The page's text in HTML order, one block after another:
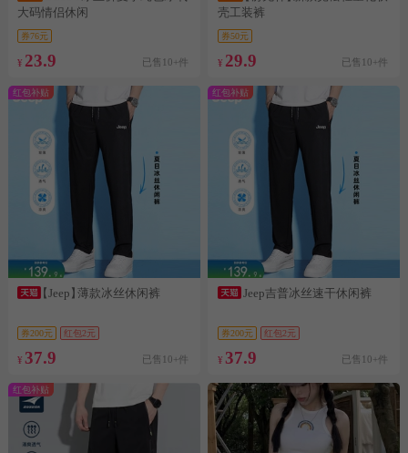
大码情侣休闲
券76元
¥ 23.9 已售10+件
壳工装裤
券50元
¥ 29.9 已售10+件
红包补贴
【Jeep】薄款冰丝休闲裤
券200元 红包2元
¥ 37.9 已售10+件
红包补贴
Jeep吉普冰丝速干休闲裤
券200元 红包2元
¥ 37.9 已售10+件
红包补贴